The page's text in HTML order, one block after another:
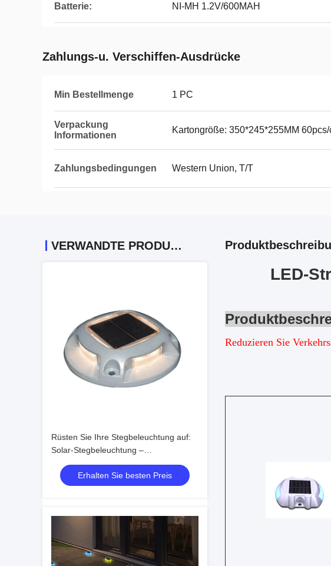
Batterie: NI-MH 1.2V/600MAH
Zahlungs-u. Verschiffen-Ausdrücke
Min Bestellmenge 1 PC
Verpackung
Informationen
Kartongröße: 350*245*255MM 60pcs/
Zahlungsbedingungen Western Union, T/T
VERWANDTE PRODUKTE
Rüsten Sie Ihre Stegbeleuchtung auf:
Solar-Stegbeleuchtung –
Umweltfreundlich und einfach zu
installierenErhalten Sie besten Preis
LED-
Reduzieren Sie